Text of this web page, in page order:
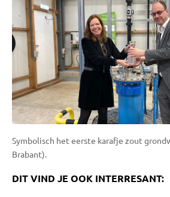
Symbolisch het eerste karafje zout
Brabant).
DIT VIND JE OOK INTERRESANT: